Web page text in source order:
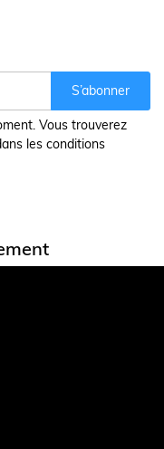
S’abonner
Vous trouverez
les conditions